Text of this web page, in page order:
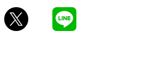
？メリット・デメリットや選び方を解説